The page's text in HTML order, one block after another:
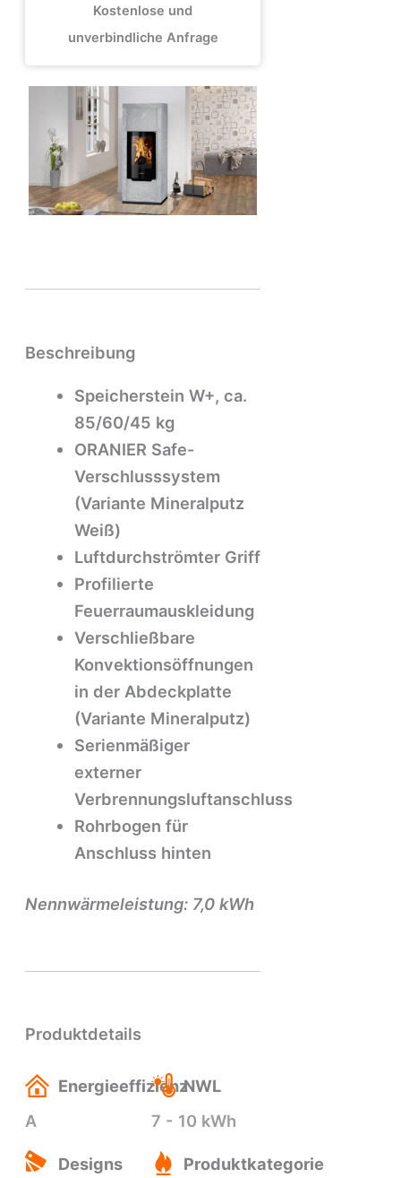
Kostenlose und
unverbindliche Anfrage
Beschreibung
Speicherstein W+, ca.
85/60/45 kg
ORANIER Safe-
Verschlusssystem
(Variante Mineralputz
Weiß)
Luftdurchströmter Griff
Profilierte
Feuerraumauskleidung
Verschließbare
Konvektionsöffnungen
in der Abdeckplatte
(Variante Mineralputz)
Serienmäßiger
externer
Verbrennungsluftanschluss
Rohrbogen für
Anschluss hinten
Nennwärmeleistung: 7,0 kWh
Produktdetails
Energieeffizienz
A
NWL
7 - 10 kWh
Designs
Produktkategorie